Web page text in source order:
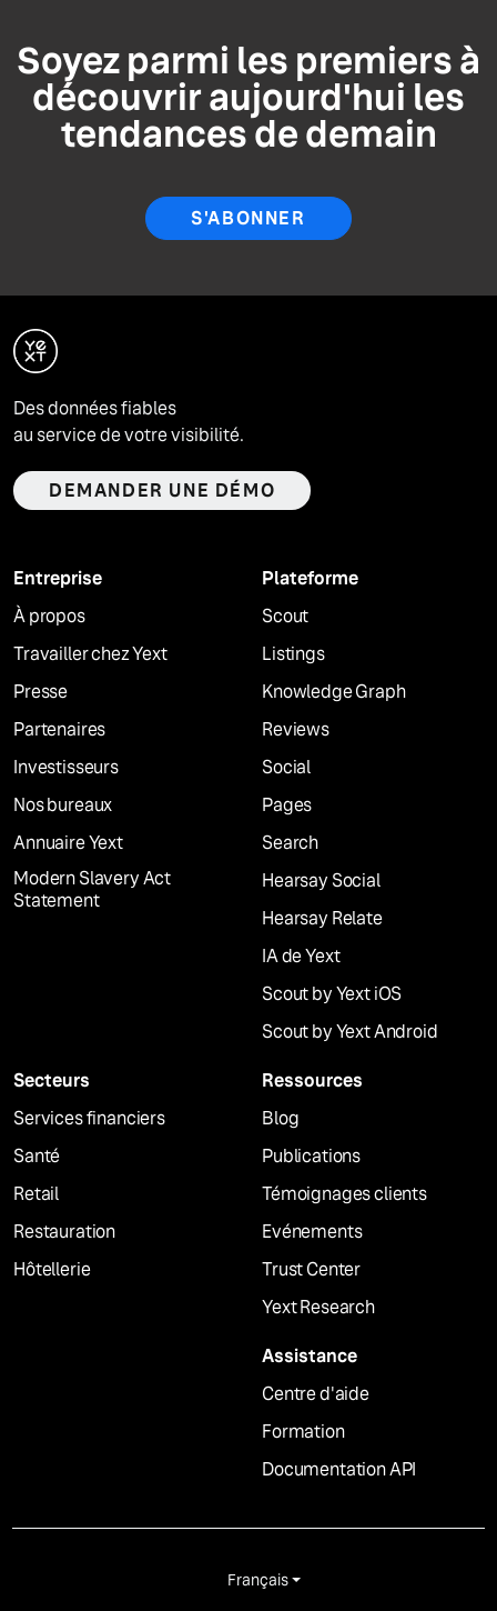
Soyez parmi les premiers à
découvrir aujourd'hui les
tendances de demain
S'ABONNER
Des données fiables
au service de votre visibilité.
DEMANDER UNE DÉMO
Entreprise
À propos
Travailler chez Yext
Presse
Partenaires
Investisseurs
Nos bureaux
Annuaire Yext
Modern Slavery Act
Statement
Plateforme
Scout
Listings
Knowledge Graph
Reviews
Social
Pages
Search
Hearsay Social
Hearsay Relate
IA de Yext
Scout by Yext iOS
Scout by Yext Android
Secteurs
Services financiers
Santé
Retail
Restauration
Hôtellerie
Ressources
Blog
Publications
Témoignages clients
Evénements
Trust Center
Yext Research
Assistance
Centre d'aide
Formation
Documentation API
Français